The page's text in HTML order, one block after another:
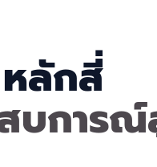
ลักสี่
บการ